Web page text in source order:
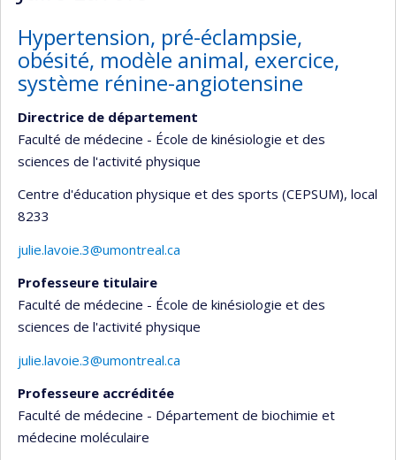
Hypertension, pré-éclampsie,
obésité, modèle animal, exercice,
système rénine-angiotensine
Directrice de département
Faculté de médecine - École de kinésiologie et des
sciences de l'activité physique
Centre d'éducation physique et des sports (CEPSUM), local
8233
julie.lavoie.3@umontreal.ca
Professeure titulaire
Faculté de médecine - École de kinésiologie et des
sciences de l'activité physique
julie.lavoie.3@umontreal.ca
Professeure accréditée
Faculté de médecine - Département de biochimie et
médecine moléculaire